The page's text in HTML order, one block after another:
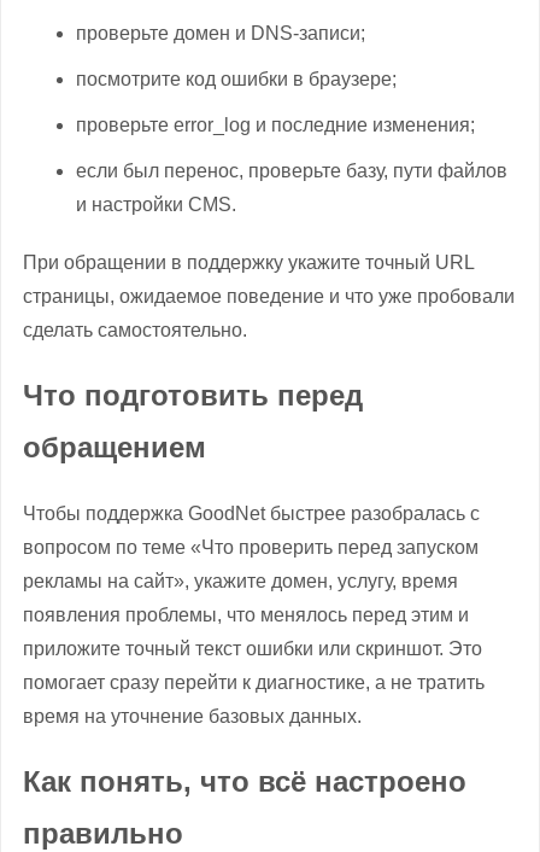
проверьте домен и DNS-записи;
посмотрите код ошибки в браузере;
проверьте error_log и последние изменения;
если был перенос, проверьте базу, пути файлов
и настройки CMS.
При обращении в поддержку укажите точный URL
страницы, ожидаемое поведение и что уже пробовали
сделать самостоятельно.
Что подготовить перед
обращением
Чтобы поддержка GoodNet быстрее разобралась с
вопросом по теме «Что проверить перед запуском
рекламы на сайт», укажите домен, услугу, время
появления проблемы, что менялось перед этим и
приложите точный текст ошибки или скриншот. Это
помогает сразу перейти к диагностике, а не тратить
время на уточнение базовых данных.
Как понять, что всё настроено
правильно